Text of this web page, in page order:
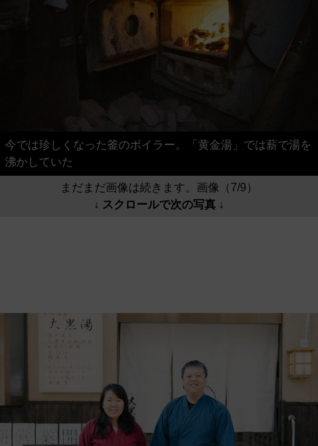
今では珍しくなった釜のボイラー。「黄金湯」では薪で湯を
沸かしていた
まだまだ画像は続きます。画像（7/9）
↓ スクロールで次の写真 ↓